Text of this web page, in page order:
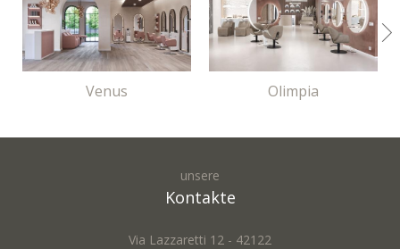
Venus Olimpia
unsere
Kontakte
Via Lazzaretti 12 - 42122